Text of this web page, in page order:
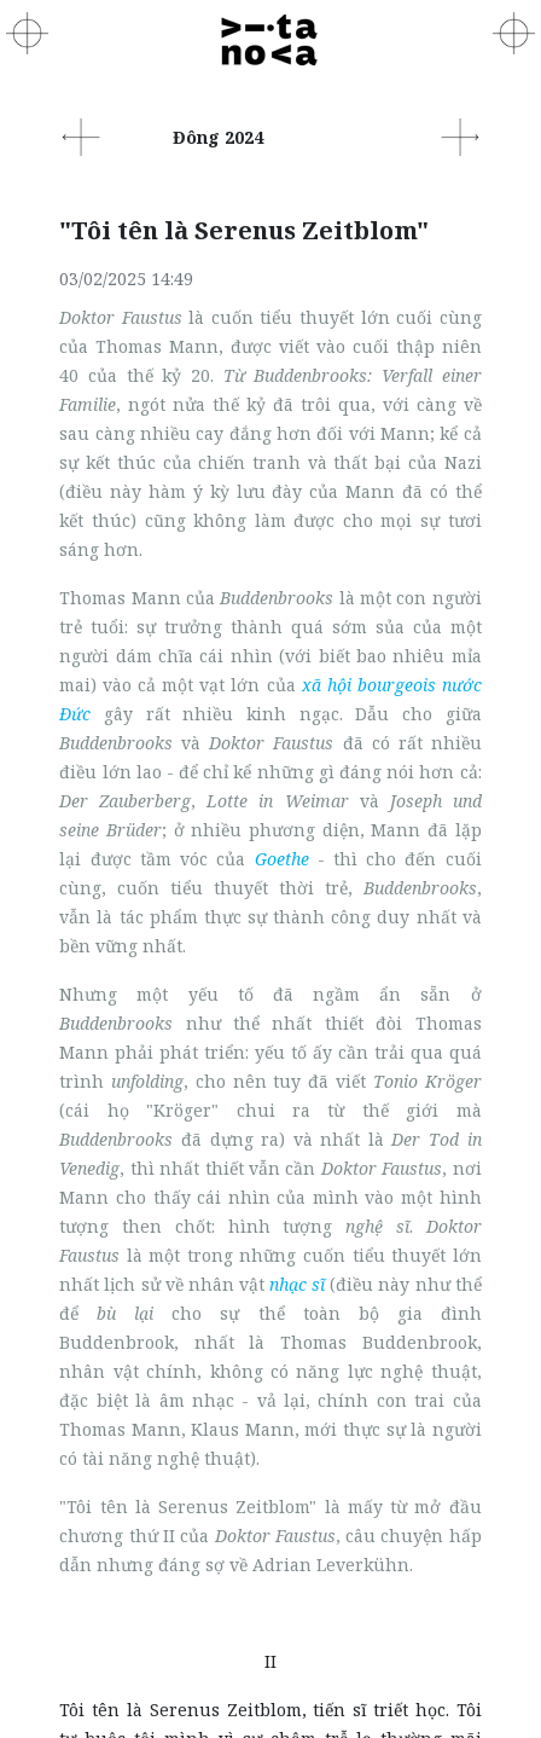
Đông 2024
"Tôi tên là Serenus Zeitblom"
03/02/2025 14:49
Doktor Faustus là cuốn tiểu thuyết lớn cuối cùng
của Thomas Mann, được viết vào cuối thập niên
40 của thế kỷ 20. Từ Buddenbrooks: Verfall einer
Familie, ngót nửa thế kỷ đã trôi qua, với càng về
sau càng nhiều cay đắng hơn đối với Mann; kể cả
sự kết thúc của chiến tranh và thất bại của Nazi
(điều này hàm ý kỳ lưu đày của Mann đã có thể
kết thúc) cũng không làm được cho mọi sự tươi
sáng hơn.
Thomas Mann củaBuddenbrooks là một con người
trẻ tuổi: sự trưởng thành quá sớm sủa của một
người dám chĩa cái nhìn (với biết bao nhiêu mỉa
mai) vào cả một vạt lớn củaxã hội bourgeois nước
Đức gây rất nhiều kinh ngạc. Dẫu cho giữa
Buddenbrooks vàDoktor Faustus đã có rất nhiều
điều lớn lao - để chỉ kể những gì đáng nói hơn cả:
Der Zauberberg,Lotte in Weimarvà Joseph und
seine Brüder; ở nhiều phương diện, Mann đã lặp
lại được tầm vóc của Goethe- thì cho đến cuối
cùng, cuốn tiểu thuyết thời trẻ, Buddenbrooks,
vẫn là tác phẩm thực sự thành công duy nhất và
bền vững nhất.
Nhưng một yếu tố đã ngầm ẩn sẵn ở
Buddenbrooks như thể nhất thiết đòi Thomas
Mann phải phát triển: yếu tố ấy cần trải qua quá
trình unfolding, cho nên tuy đã viết Tonio Kröger
(cái họ "Kröger" chui ra từ thế giới mà
Buddenbrooks đã dựng ra) và nhất làDer Tod in
Venedig, thì nhất thiết vẫn cần Doktor Faustus, nơi
Mann cho thấy cái nhìn của mình vào một hình
tượng then chốt: hình tượngnghệ sĩ. Doktor
Faustus là một trong những cuốn tiểu thuyết lớn
nhất lịch sử về nhân vậtnhạc sĩ(điều này như thể
đểbù lại cho sự thể toàn bộ gia đình
Buddenbrook, nhất là Thomas Buddenbrook,
nhân vật chính, không có năng lực nghệ thuật,
đặc biệt là âm nhạc - vả lại, chính con trai của
Thomas Mann, Klaus Mann, mới thực sự là người
có tài năng nghệ thuật).
"Tôi tên là Serenus Zeitblom" là mấy từ mở đầu
chương thứ II của Doktor Faustus, câu chuyện hấp
dẫn nhưng đáng sợ về Adrian Leverkühn.
II
Tôi tên là Serenus Zeitblom, tiến sĩ triết học. Tôi